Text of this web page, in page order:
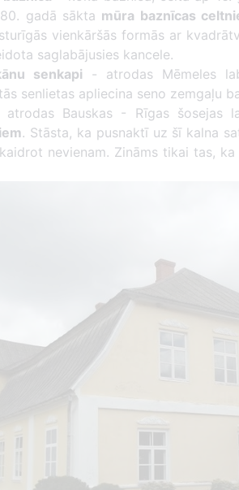
gadā sākta mūra baznīcas
vienkāršās formās ar
saglabājusies kancele.
senkapi - atrodas Mēmeles
senlietas apliecina seno zemgaļu
Bauskas - Rīgas šosejas
. Stāsta, ka pusnaktī uz šī kalna
nevienam. Zināms tikai tas,